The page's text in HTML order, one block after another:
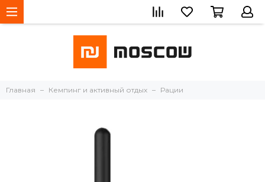
Главная Кемпинг и активный отдых Рации